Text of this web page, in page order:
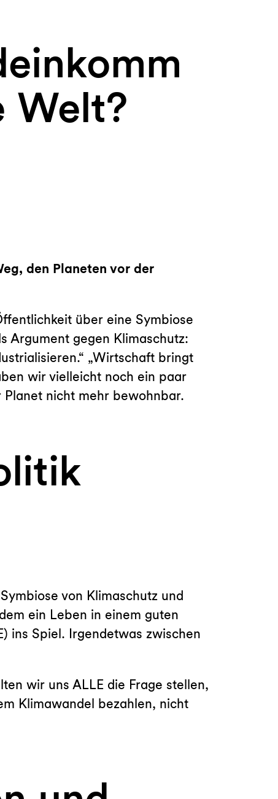
Welt?
den Planeten vor der
über eine Symbiose
Argument gegen Klimaschutz:
„Wirtschaft bringt
wir vielleicht noch ein paar
nicht mehr bewohnbar.
von Klimaschutz und
ein Leben in einem guten
ins Spiel. Irgendetwas zwischen
wir uns ALLE die Frage stellen,
Klimawandel bezahlen, nicht